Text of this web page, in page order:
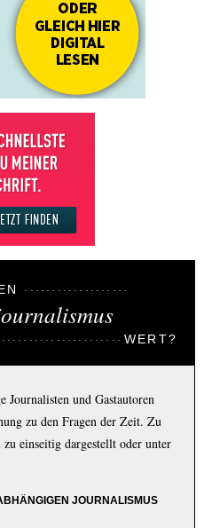
WERT?
Journalisten und Gastautoren
zu den Fragen der Zeit. Zu
einseitig dargestellt oder unter
JOURNALISMUS